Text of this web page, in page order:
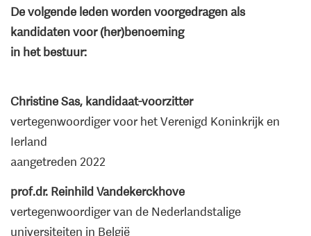
De volgende leden worden voorgedragen als
kandidaten voor (her)benoeming
in het bestuur:
Christine Sas, kandidaat-voorzitter
vertegenwoordiger voor het Verenigd Koninkrijk en
Ierland
aangetreden 2022
prof.dr. Reinhild Vandekerckhove
vertegenwoordiger van de Nederlandstalige
universiteiten in België